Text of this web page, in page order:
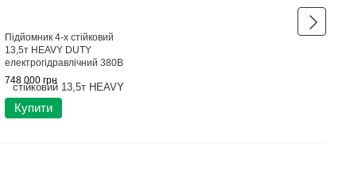
Підйомник 4-х стійковий
13,5т HEAVY DUTY
електрогідравлічний 380В
PEAK 430E
748 000 грн
Купити